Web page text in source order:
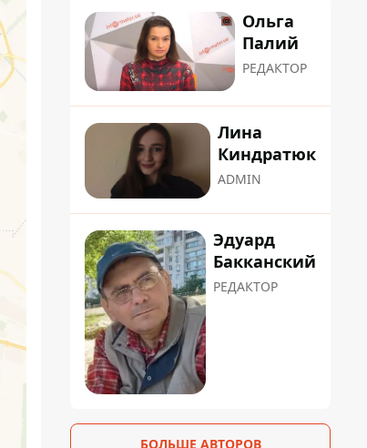
Ольга
Палий
РЕДАКТОР
Лина
Киндратюк
ADMIN
Эдуард
Бакканский
РЕДАКТОР
БОЛЬШЕ АВТОРОВ